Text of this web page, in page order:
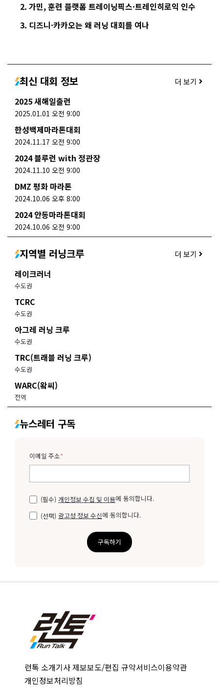
가민, 훈련 플랫폼 트레이닝픽스·트레인히로익 인수
디즈니·카카오는 왜 러닝 대회를 여나
최신 대회 정보 더 보기
2025 새해일출런
2025.01.01 오전 9:00
한성백제마라톤대회
2024.11.17 오전 9:00
2024 블루런 with 정관장
2024.11.10 오전 9:00
DMZ 평화 마라톤
2024.10.06 오후 8:00
2024 안동마라톤대회
2024.10.06 오전 9:00
지역별 러닝크루 더 보기
레이크러너
수도권
TCRC
수도권
아그레 러닝 크루
수도권
TRC(트래블 러닝 크루)
수도권
WARC(왘씨)
전역
뉴스레터 구독
이메일 주소*
(필수) 개인정보 수집 및 이용에 동의합니다.
(선택) 광고성 정보 수신에 동의합니다.
구독하기
런톡 소개기사 제보보도/편집 규약서비스이용약관
개인정보처리방침